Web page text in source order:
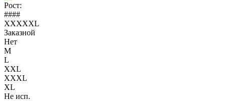
Рост:
####
XXXXXL
Заказной
Нет
M
L
XXL
XXXL
XL
Не исп.